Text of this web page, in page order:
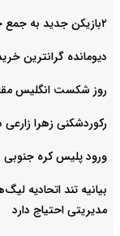
۲بازیکن جدید به جمع خیبری‌ها اضافه شدند
دیومانده گرانترین
روز شکست انگلیس
رکوردشکنی زهرا
ورود پلیس کره جنوبی
بیانیه تند اتحادیه
مدیریتی احتیاج دارد